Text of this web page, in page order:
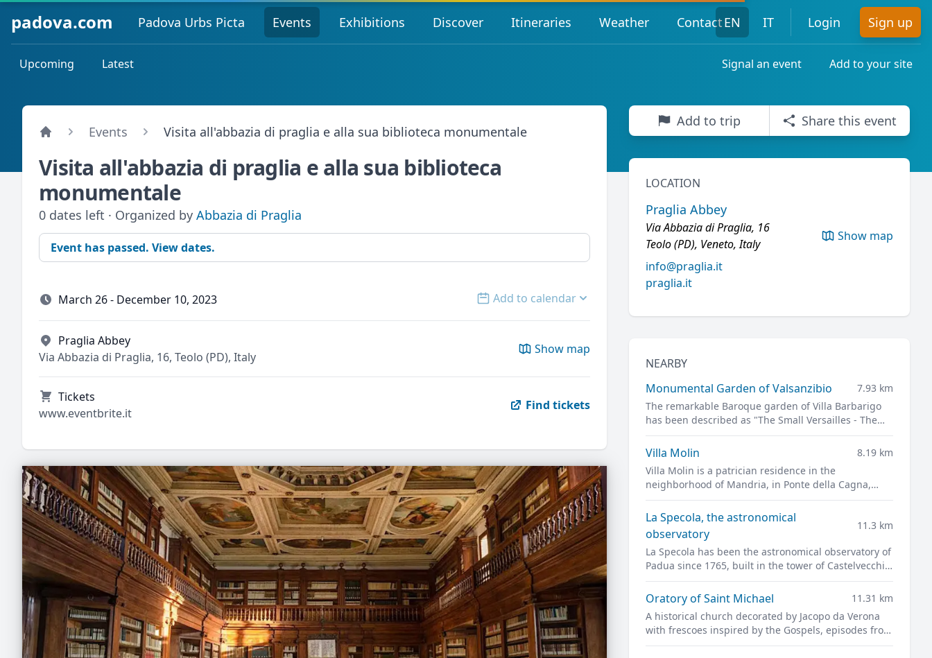
padova.com Padova Urbs Picta Events Exhibitions Discover Itineraries Weather ContactEN IT Login Sign up
Upcoming Latest Signal an event Add to your site
Events Visita all'abbazia di praglia e alla sua biblioteca monumentale
Visita all'abbazia di praglia e alla sua biblioteca
monumentale
0 dates left · Organized by Abbazia di Praglia
Event has passed. View dates.
March 26 - December 10, 2023 Open options
Add to calendar
Praglia Abbey
Via Abbazia di Praglia, 16, Teolo (PD), Italy
Show map
Tickets
www.eventbrite.it
Find tickets
Add to trip Share this event
LOCATION
Praglia Abbey
Via Abbazia di Praglia, 16
Teolo (PD), Veneto, Italy
Show map
info@praglia.it
praglia.it
NEARBY
Monumental Garden of Valsanzibio
7.93 km
The remarkable Baroque garden of Villa Barbarigo
has been described as "The Small Versailles - The
Pearl of the Euganean Hills"
Villa Molin
8.19 km
Villa Molin is a patrician residence in the
neighborhood of Mandria, in Ponte della Cagna,
south of Padua. It was designed for Nicolò Molin, a
Venetian noble, by Vincenzo Scamozzi and
completed in 1597.
La Specola, the astronomical
observatory
11.3 km
La Specola has been the astronomical observatory of
Padua since 1765, built in the tower of Castelvecchio,
the ancient castle of the city and the pride of
medieval Padua.
Oratory of Saint Michael
11.31 km
A historical church decorated by Jacopo da Verona
with frescoes inspired by the Gospels, episodes from
daily life, and portraits of leading figures of